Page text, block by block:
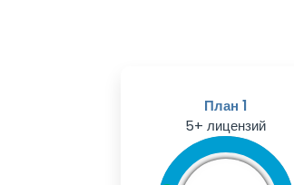
План 1
5+ лицензий